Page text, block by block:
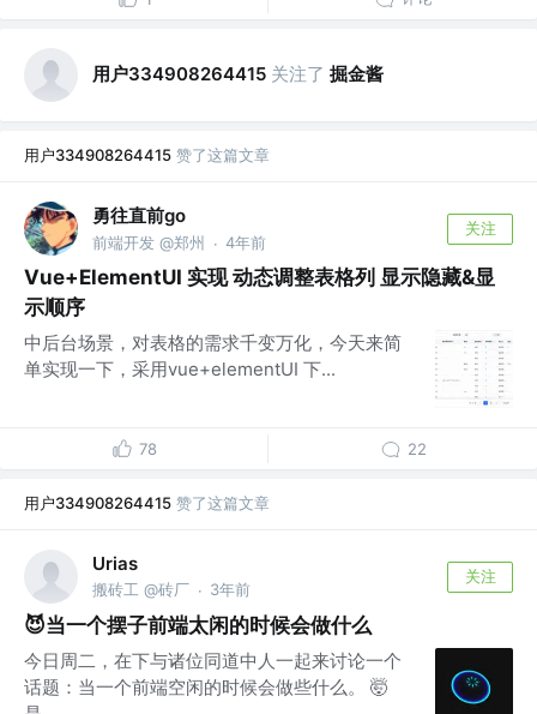
用户334908264415 关注了 掘金酱
用户334908264415 赞了这篇文章
勇往直前go
前端开发 @郑州 · 4年前
关注
Vue+ElementUI 实现 动态调整表格列 显示隐藏&显
示顺序
中后台场景，对表格的需求千变万化，今天来简
单实现一下，采用vue+elementUI 下...
78 22
用户334908264415 赞了这篇文章
Urias
搬砖工 @砖厂 · 3年前
关注
😈当一个摆子前端太闲的时候会做什么
今日周二，在下与诸位同道中人一起来讨论一个
话题：当一个前端空闲的时候会做些什么。 🤯